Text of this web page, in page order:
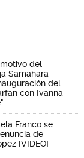
del
Samahara
del
con Ivanna
Franco se
de
[VIDEO]